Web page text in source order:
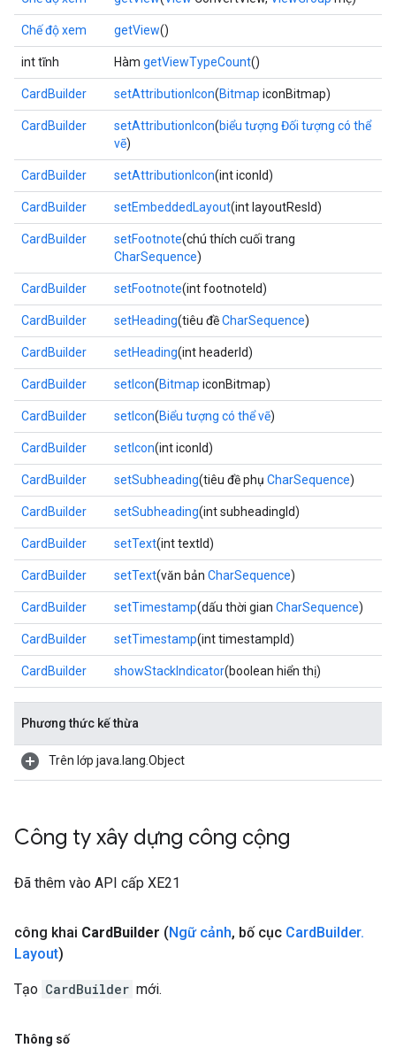
Chế độ xem getView()
int tĩnh Hàm getViewTypeCount()
CardBuilder setAttributionIcon(Bitmap iconBitmap)
CardBuilder setAttributionIcon(biểu tượng Đối tượng có thể
vẽ)
CardBuilder setAttributionIcon(int iconId)
CardBuilder setEmbeddedLayout(int layoutResId)
CardBuilder setFootnote(chú thích cuối trang
CharSequence)
CardBuilder setFootnote(int footnoteId)
CardBuilder setHeading(tiêu đềCharSequence)
CardBuilder setHeading(int headerId)
CardBuilder setIcon(Bitmap iconBitmap)
CardBuilder setIcon(Biểu tượng có thể vẽ)
CardBuilder setIcon(int iconId)
CardBuilder setSubheading(tiêu đề phụ CharSequence)
CardBuilder setSubheading(int subheadingId)
CardBuilder setText(int textId)
CardBuilder setText(văn bản CharSequence)
CardBuilder setTimestamp(dấu thời gian CharSequence)
CardBuilder setTimestamp(int timestampId)
CardBuilder showStackIndicator(boolean hiển thị)
Phương thức kế thừa
Trên lớp java.lang.Object
Công ty xây dựng công cộng
Đã thêm vào API cấp XE21
công khai CardBuilder (Ngữ cảnh, bố cục CardBuilder.
Layout)
Tạo CardBuilder mới.
Thông số